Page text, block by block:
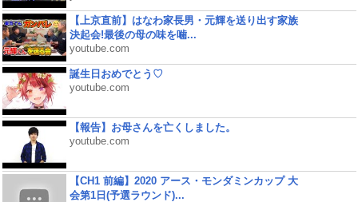
【上京直前】はなわ家長男・元輝を送り出す家族
決起会!最後の母の味を噛...
youtube.com
誕生日おめでとう♡
youtube.com
【報告】お母さんを亡くしました。
youtube.com
【CH1 前編】2020 アース・モンダミンカップ 大
会第1日(予選ラウンド)...